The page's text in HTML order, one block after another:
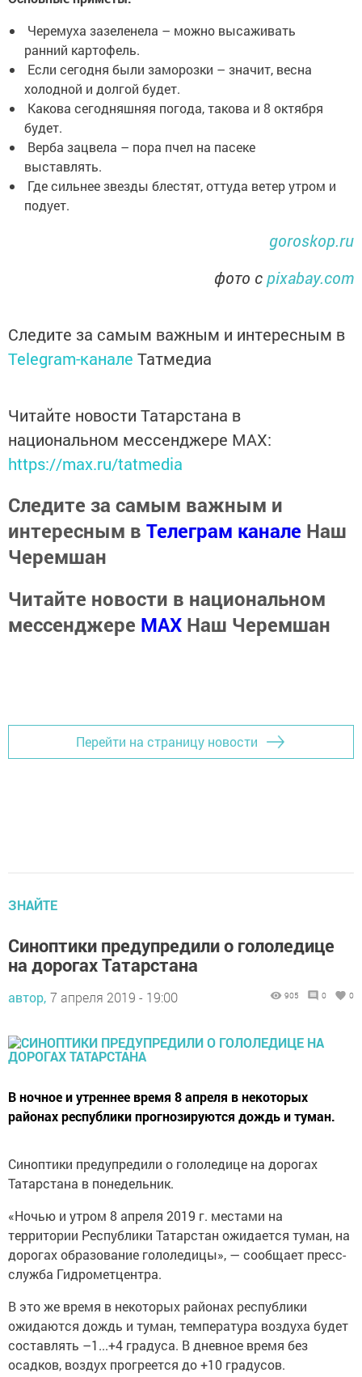
Черемуха зазеленела – можно высаживать
ранний картофель.
Если сегодня были заморозки – значит, весна
холодной и долгой будет.
Какова сегодняшняя погода, такова и 8 октября
будет.
Верба зацвела – пора пчел на пасеке
выставлять.
Где сильнее звезды блестят, оттуда ветер утром и
подует.
goroskop.ru
фото сpixabay.com
Следите за самым важным и интересным в
Telegram-канале Татмедиа
Читайте новости Татарстана в
национальном мессенджере MАХ:
https://max.ru/tatmedia
Следите за самым важным и
интересным в Телеграм канале Наш
Черемшан
Читайте новости в национальном
мессенджере MАХ Наш Черемшан
Перейти на страницу новости
ЗНАЙТЕ
Синоптики предупредили о гололедице
на дорогах Татарстана
автор, 7 апреля 2019 - 19:00 905 0 0
В ночное и утреннее время 8 апреля в некоторых
районах республики прогнозируются дождь и туман.
Синоптики предупредили о гололедице на дорогах
Татарстана в понедельник.
«Ночью и утром 8 апреля 2019 г. местами на
территории Республики Татарстан ожидается туман, на
дорогах образование гололедицы», — сообщает пресс-
служба Гидрометцентра.
В это же время в некоторых районах республики
ожидаются дождь и туман, температура воздуха будет
составлять –1...+4 градуса. В дневное время без
осадков, воздух прогреется до +10 градусов.